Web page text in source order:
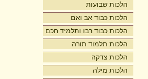
הלכות שבועות
הלכות כבוד אב ואם
הלכות כבוד רבו ותלמיד חכם
הלכות תלמוד תורה
הלכות צדקה
הלכות מילה